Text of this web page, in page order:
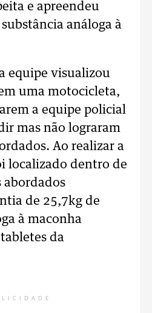
e apreendeu
análoga à
equipe visualizou
uma motocicleta,
a equipe policial
mas não lograram
Ao realizar a
localizado dentro de
abordados
de 25,7kg de
à maconha
da